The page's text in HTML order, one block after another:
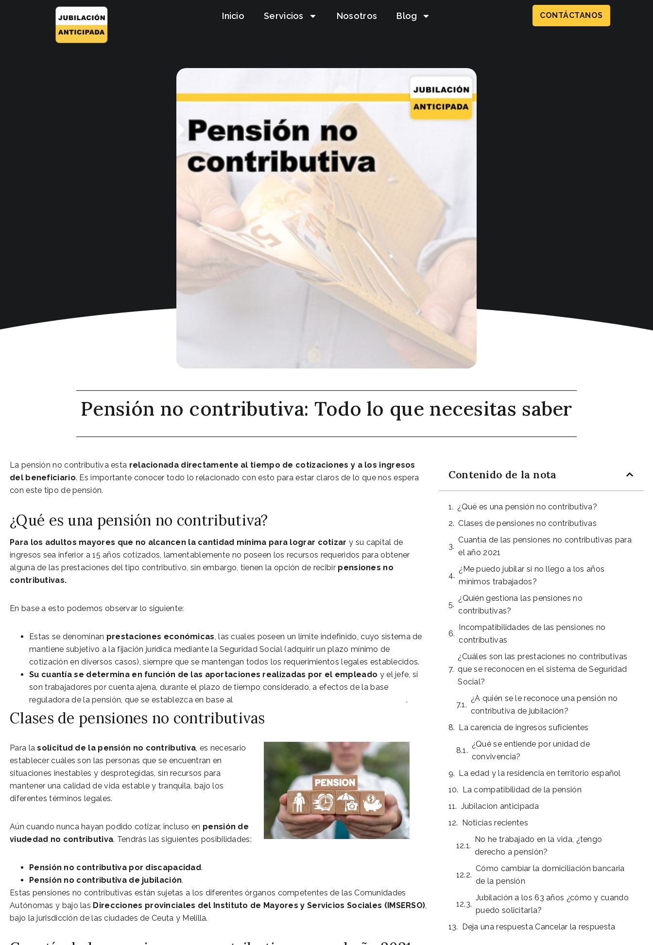
Inicio Servicios Nosotros Blog CONTÁCTANOS
Pensión no contributiva: Todo lo que necesitas saber
La pensión no contributiva esta relacionada directamente al tiempo de cotizaciones y a los ingresos
del beneficiario. Es importante conocer todo lo relacionado con esto para estar claros de lo que nos espera
con este tipo de pensión.
¿Qué es una pensión no contributiva?
Para los adultos mayores que no alcancen la cantidad mínima para lograr cotizar y su capital de
ingresos sea inferior a 15 años cotizados, lamentablemente no poseen los recursos requeridos para obtener
alguna de las prestaciones del tipo contributivo, sin embargo, tienen la opción de recibir pensiones no
contributivas.
En base a esto podemos observar lo siguiente:
Estas se denominan prestaciones económicas , las cuales poseen un límite indefinido, cuyo sistema de
mantiene subjetivo a la fijación jurídica mediante la Seguridad Social (adquirir un plazo mínimo de
cotización en diversos casos), siempre que se mantengan todos los requerimientos legales establecidos.
Su cuantía se determina en función de las aportaciones realizadas por el empleado y el jefe, si
son trabajadores por cuenta ajena, durante el plazo de tiempo considerado, a efectos de la base
reguladora de la pensión, que se establezca en base al
.
Clases de pensiones no contributivas
Para lasolicitud de la pensión no contributiva , es necesario
establecer cuáles son las personas que se encuentran en
situaciones inestables y desprotegidas, sin recursos para
mantener una calidad de vida estable y tranquila, bajo los
diferentes términos legales.
Aún cuando nunca hayan podido cotizar, incluso en pensión de
viudedad no contributiva. Tendrás las siguientes posibilidades:
Pensión no contributiva por discapacidad.
Pensión no contributiva de jubilación.
Estas pensiones no contributivas están sujetas a los diferentes órganos competentes de las Comunidades
Autónomas y bajo las Direcciones provinciales del Instituto de Mayores y Servicios Sociales (IMSERSO)
bajo la jurisdicción de las ciudades de Ceuta y Melilla.
Contenido de la nota
¿Qué es una pensión no contributiva?
Clases de pensiones no contributivas
Cuantía de las pensiones no contributivas para
el año 2021
¿Me puedo jubilar si no llego a los años
mínimos trabajados?
¿Quién gestiona las pensiones no
contributivas?
Incompatibilidades de las pensiones no
contributivas
¿Cuáles son las prestaciones no contributivas
que se reconocen en el sistema de Seguridad
Social?
¿A quién se le reconoce una pensión no
contributiva de jubilación?
La carencia de ingresos suficientes
¿Qué se entiende por unidad de
convivencia?
La edad y la residencia en territorio español
La compatibilidad de la pensión
Jubilacion anticipada
Noticias recientes
No he trabajado en la vida, ¿tengo
derecho a pensión?
Cómo cambiar la domiciliación bancaria
de la pensión
Jubilación a los 63 años ¿cómo y cuando
puedo solicitarla?
Deja una respuesta Cancelar la respuesta